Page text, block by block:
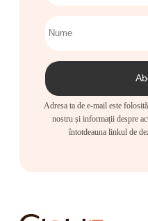
Adresa ta de e-mail este
nostru și informații despre
întotdeauna linkul de